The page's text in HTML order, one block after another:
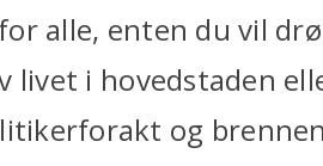
alle, enten du vil
livet i hovedstaden
og